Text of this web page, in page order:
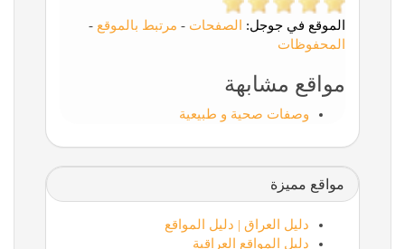
الموقع في جوجل: الصفحات - مرتبط بالموقع -
المحفوظات
مواقع مشابهة
وصفات صحية و طبيعية
مواقع مميزة
دليل العراق | دليل المواقع
دليل المواقع العراقية